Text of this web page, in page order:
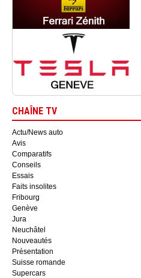
CHAÎNE TV
Actu/News auto
Avis
Comparatifs
Conseils
Essais
Faits insolites
Fribourg
Genève
Jura
Neuchâtel
Nouveautés
Présentation
Suisse romande
Supercars